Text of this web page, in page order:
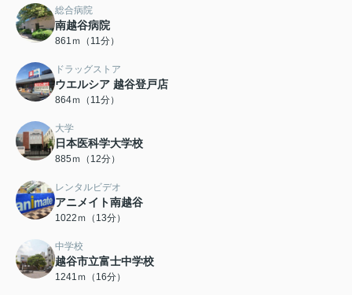
総合病院
南越谷病院
861ｍ（11分）
ドラッグストア
ウエルシア 越谷登戸店
864ｍ（11分）
大学
日本医科学大学校
885ｍ（12分）
レンタルビデオ
アニメイト南越谷
1022ｍ（13分）
中学校
越谷市立富士中学校
1241ｍ（16分）